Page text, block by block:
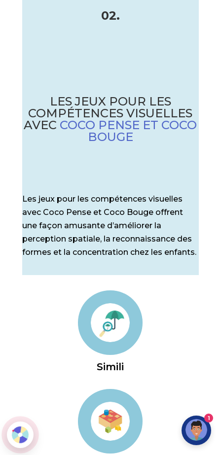
02.
LES JEUX POUR LES
COMPÉTENCES VISUELLES
AVEC COCO PENSE ET COCO
BOUGE
Les jeux pour les compétences visuelles
avec Coco Pense et Coco Bouge offrent
une façon amusante d’améliorer la
perception spatiale, la reconnaissance des
formes et la concentration chez les enfants.
Simili
1